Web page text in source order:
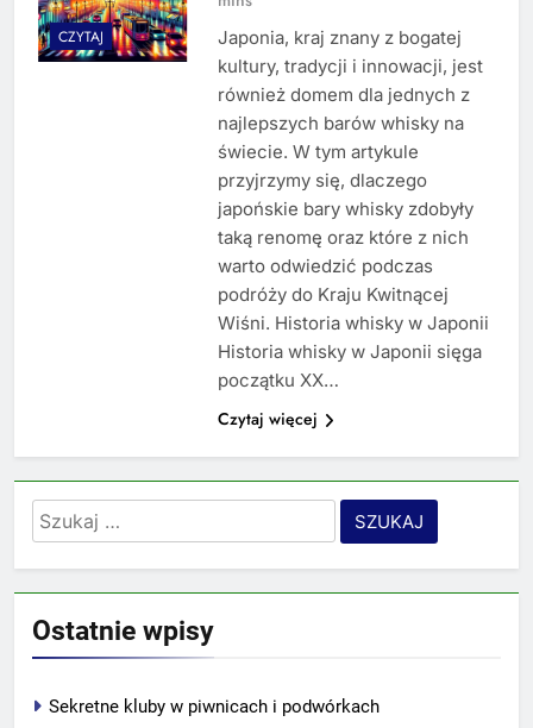
CZYTAJ
Japonia, kraj znany z bogatej
kultury, tradycji i innowacji, jest
również domem dla jednych z
najlepszych barów whisky na
świecie. W tym artykule
przyjrzymy się, dlaczego
japońskie bary whisky zdobyły
taką renomę oraz które z nich
warto odwiedzić podczas
podróży do Kraju Kwitnącej
Wiśni. Historia whisky w Japonii
Historia whisky w Japonii sięga
początku XX…
Czytaj więcej
Szukaj:
Ostatnie wpisy
Sekretne kluby w piwnicach i podwórkach